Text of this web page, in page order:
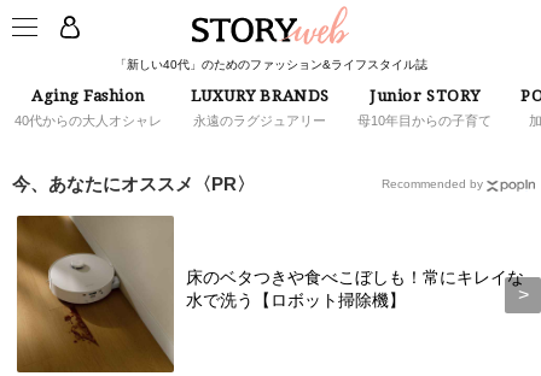
「新しい40代」のためのファッション&ライフスタイル誌
Aging Fashion
40代からの大人オシャレ
LUXURY BRANDS
永遠のラグジュアリー
Junior STORY
母10年目からの子育て
今、あなたにオススメ〈PR〉
床のベタつきや食べこぼしも！常にキレイな
水で洗う【ロボット掃除機】
Recommended by